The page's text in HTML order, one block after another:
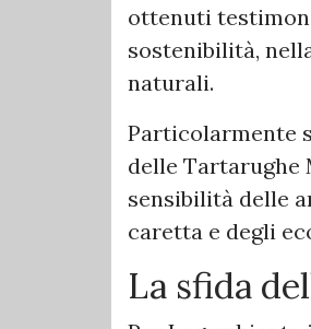
ottenuti
sostenibilità,
naturali.
Particolarmente
delle Tartarughe
sensibilità delle
caretta e degli
La sfida